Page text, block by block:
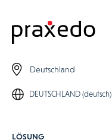
Deutschland
DEUTSCHLAND (deutsch)
LÖSUNG